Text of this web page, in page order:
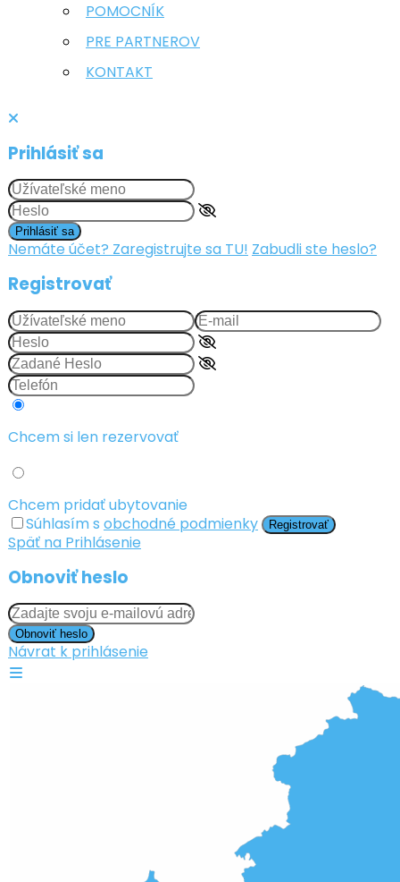
POMOCNÍK
PRE PARTNEROV
KONTAKT
Prihlásiť sa
Prihlásiť sa
Nemáte účet? Zaregistrujte sa TU! Zabudli ste heslo?
Registrovať
Chcem si len rezervovať
Chcem pridať ubytovanie
Súhlasím s obchodné podmienky Registrovať
Späť na Prihlásenie
Obnoviť heslo
Obnoviť heslo
Návrat k prihlásenie